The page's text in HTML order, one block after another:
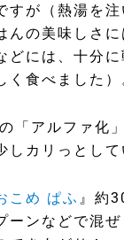
すが（熱湯を
んの美味しさ
どには、十分
く食べました）
「アルファ化
カリっとして
こめ ぱふ 』約
ーンなどで混